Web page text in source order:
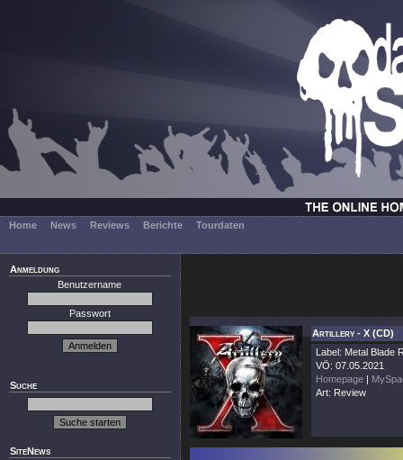
Home News Reviews Berichte Tourdaten
Anmeldung
Benutzername
Passwort
Suche
SiteNews
Artillery - X (CD)
Label: Metal Blade
VÖ: 07.05.2021
Homepage |
Art: Review